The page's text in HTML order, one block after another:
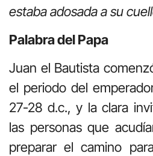
estaba adosada a su
Palabra del Papa
Juan el Bautista
el periodo del
27-28 d.c., y la clara
las personas que
preparar el camino